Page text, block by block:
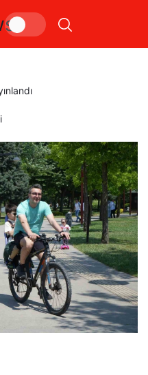
iki farklı